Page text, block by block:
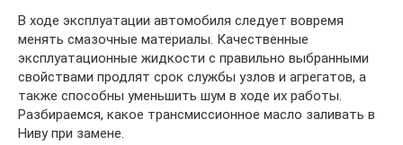
В ходе эксплуатации автомобиля следует вовремя
менять смазочные материалы. Качественные
эксплуатационные жидкости с правильно выбранными
свойствами продлят срок службы узлов и агрегатов, а
также способны уменьшить шум в ходе их работы.
Разбираемся, какое трансмиссионное масло заливать в
Ниву при замене.